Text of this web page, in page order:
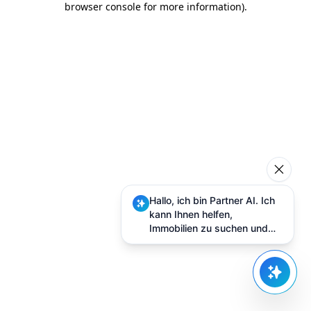
browser console for more information).
Hallo, ich bin Partner AI. Ich
kann Ihnen helfen,
Immobilien zu suchen und
Besuche zu planen.